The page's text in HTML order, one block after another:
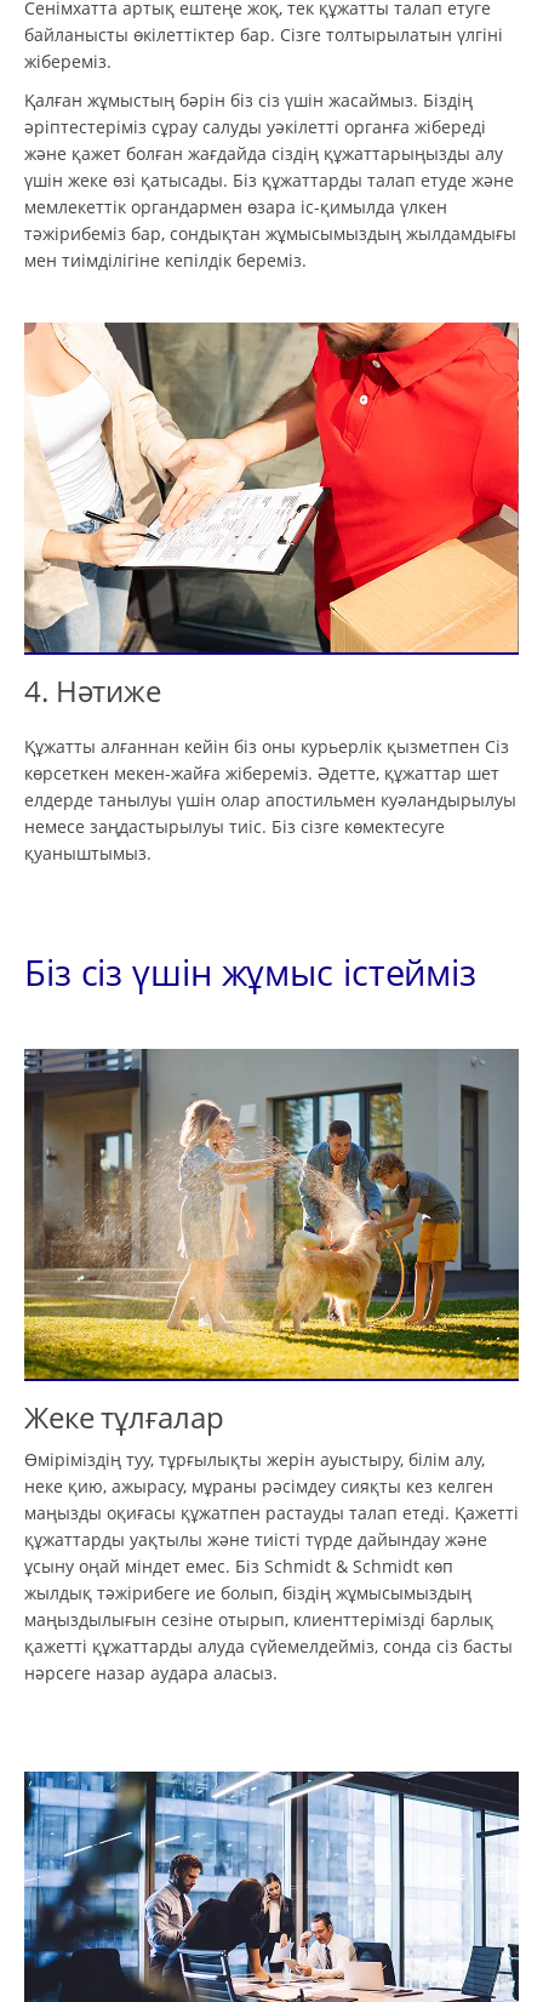
Сенімхатта артық ештеңе жоқ, тек құжатты талап етуге
байланысты өкілеттіктер бар. Сізге толтырылатын үлгіні
жібереміз.
Қалған жұмыстың бәрін біз сіз үшін жасаймыз. Біздің
әріптестеріміз сұрау салуды уәкілетті органға жібереді
және қажет болған жағдайда сіздің құжаттарыңызды алу
үшін жеке өзі қатысады. Біз құжаттарды талап етуде және
мемлекеттік органдармен өзара іс-қимылда үлкен
тәжірибеміз бар, сондықтан жұмысымыздың жылдамдығы
мен тиімділігіне кепілдік береміз.
4. Нәтиже
Құжатты алғаннан кейін біз оны курьерлік қызметпен Сіз
көрсеткен мекен-жайға жібереміз. Әдетте, құжаттар шет
елдерде танылуы үшін олар апостильмен куәландырылуы
немесе заңдастырылуы тиіс. Біз сізге көмектесуге
қуаныштымыз.
Біз сіз үшін жұмыс істейміз
Жеке тұлғалар
Өміріміздің туу, тұрғылықты жерін ауыстыру, білім алу,
неке қию, ажырасу, мұраны рәсімдеу сияқты кез келген
маңызды оқиғасы құжатпен растауды талап етеді. Қажетті
құжаттарды уақтылы және тиісті түрде дайындау және
ұсыну оңай міндет емес. Біз Schmidt & Schmidt көп
жылдық тәжірибеге ие болып, біздің жұмысымыздың
маңыздылығын сезіне отырып, клиенттерімізді барлық
қажетті құжаттарды алуда сүйемелдейміз, сонда сіз басты
нәрсеге назар аудара аласыз.